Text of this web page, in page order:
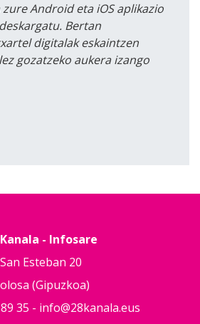
zure Android eta iOS aplikazio
Bertan
digitalak eskaintzen
gozatzeko aukera izango
- Infosare
San Esteban 20
(Gipuzkoa)
35 - info@28kanala.eus